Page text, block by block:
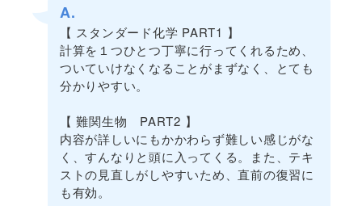
A.
【 スタンダード化学 PART1 】
計算を１つひとつ丁寧に行ってくれるため、
ついていけなくなることがまずなく、とても
分かりやすい。
【 難関生物 PART2 】
内容が詳しいにもかかわらず難しい感じがな
く、すんなりと頭に入ってくる。また、テキ
ストの見直しがしやすいため、直前の復習に
も有効。